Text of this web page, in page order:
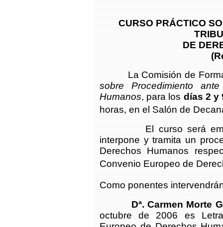
CURSO PRÁCTICO
DE
La Comisión de
sobre Procedimiento
Humanos, para los días 2 y
horas, en el Salón de
El curso será
interpone y tramita un
Derechos Humanos
Convenio Europeo de
Como ponentes
Dª. Carmen Morte
octubre de 2006 es